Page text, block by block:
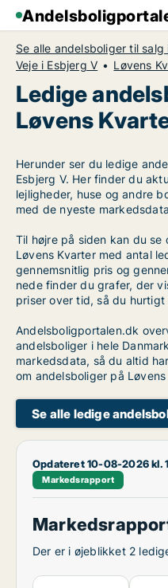
Se alle andelsboliger til salg
Veje i Esbjerg V
Løvens
Ledige
Løvens
Herunder ser du ledige
Esbjerg V. Her finder du
lejligheder, huse og andre
med de nyeste
Til højre på siden kan du
Løvens Kvarter med antal
gennemsnitlig pris og
nede finder du grafer, der
priser over tid, så du
Andelsboligportalen.dk
andelsboliger i hele
markedsdata, så du altid
om andelsboliger på Løvens
Se alle ledige
Opdateret 10-08-2026 kl.
Markedsrapport
Der er i øjeblikket 2